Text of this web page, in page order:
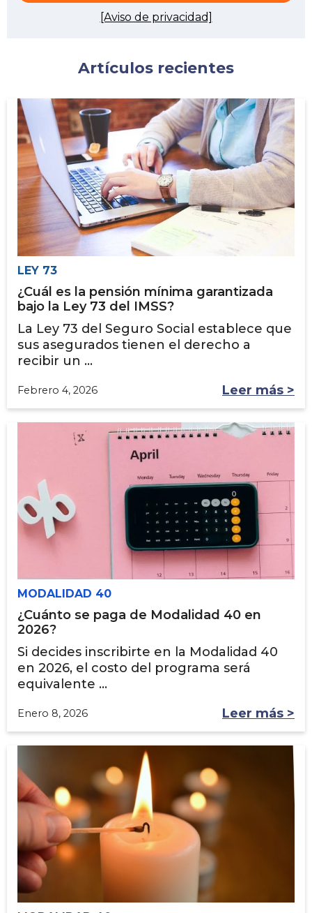
[Aviso de privacidad]
Artículos recientes
LEY 73
¿Cuál es la pensión mínima garantizada
bajo la Ley 73 del IMSS?
La Ley 73 del Seguro Social establece que
sus asegurados tienen el derecho a
recibir un ...
Febrero 4, 2026 Leer más >
MODALIDAD 40
¿Cuánto se paga de Modalidad 40 en
2026?
Si decides inscribirte en la Modalidad 40
en 2026, el costo del programa será
equivalente ...
Enero 8, 2026 Leer más >